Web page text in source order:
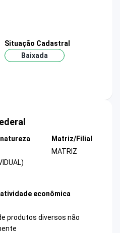
Situação Cadastral
Baixada
Matriz/Filial
MATRIZ
econômica
produtos diversos não